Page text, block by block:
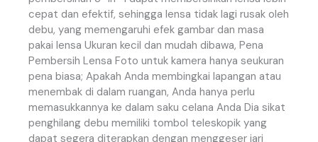
cepat dan efektif, sehingga lensa tidak lagi rusak oleh
debu, yang memengaruhi efek gambar dan masa
pakai lensa Ukuran kecil dan mudah dibawa, Pena
Pembersih Lensa Foto untuk kamera hanya seukuran
pena biasa; Apakah Anda membingkai lapangan atau
menembak di dalam ruangan, Anda hanya perlu
memasukkannya ke dalam saku celana Anda Dia sikat
penghilang debu memiliki tombol teleskopik yang
dapat segera diterapkan dengan menggeser jari